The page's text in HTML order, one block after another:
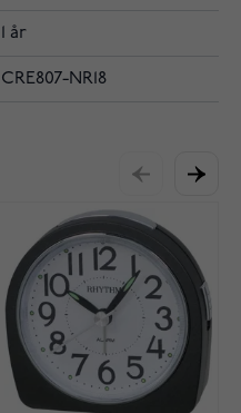
1 år
CRE807-NR18